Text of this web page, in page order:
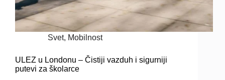
Svet, Mobilnost
ULEZ u Londonu – Čistiji vazduh i sigurniji
putevi za školarce